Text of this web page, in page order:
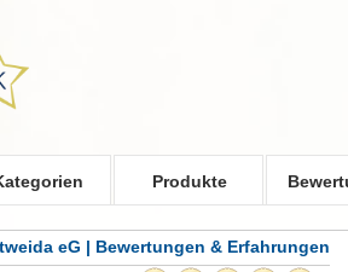
Produkte
eG | Bewertungen & Erfahrungen